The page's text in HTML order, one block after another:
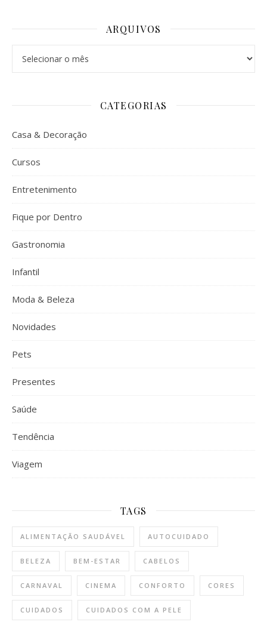
ARQUIVOS
CATEGORIAS
Casa & Decoração
Cursos
Entretenimento
Fique por Dentro
Gastronomia
Infantil
Moda & Beleza
Novidades
Pets
Presentes
Saúde
Tendência
Viagem
TAGS
ALIMENTAÇÃO SAUDÁVEL AUTOCUIDADO
BELEZA BEM-ESTAR CABELOS
CARNAVAL CINEMA CONFORTO CORES
CUIDADOS CUIDADOS COM A PELE